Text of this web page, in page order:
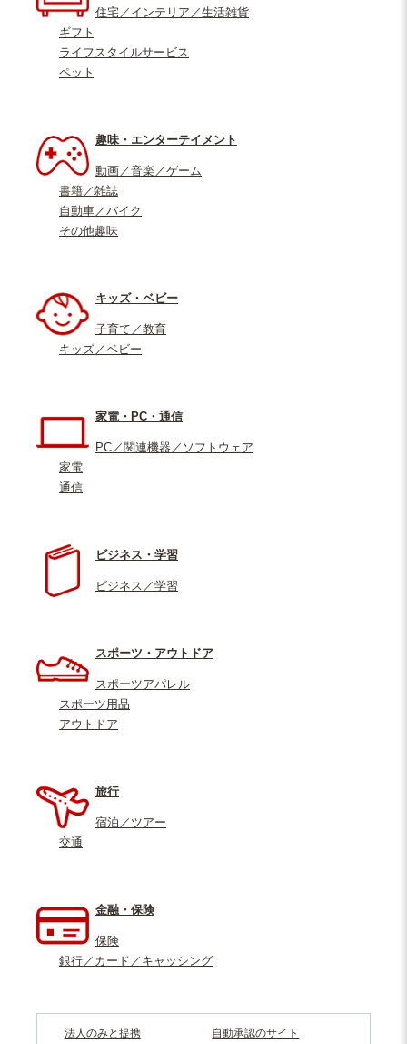
住宅／インテリア／生活雑貨
ギフト
ライフスタイルサービス
ペット
趣味・エンターテイメント
動画／音楽／ゲーム
書籍／雑誌
自動車／バイク
その他趣味
キッズ・ベビー
子育て／教育
キッズ／ベビー
家電・PC・通信
PC／関連機器／ソフトウェア
家電
通信
ビジネス・学習
ビジネス／学習
スポーツ・アウトドア
スポーツアパレル
スポーツ用品
アウトドア
旅行
宿泊／ツアー
交通
金融・保険
保険
銀行／カード／キャッシング
法人のみと提携 自動承認のサイト